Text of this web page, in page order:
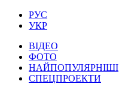
РУС
УКР
ВІДЕО
ФОТО
НАЙПОПУЛЯРНІШІ
СПЕЦПРОЕКТИ